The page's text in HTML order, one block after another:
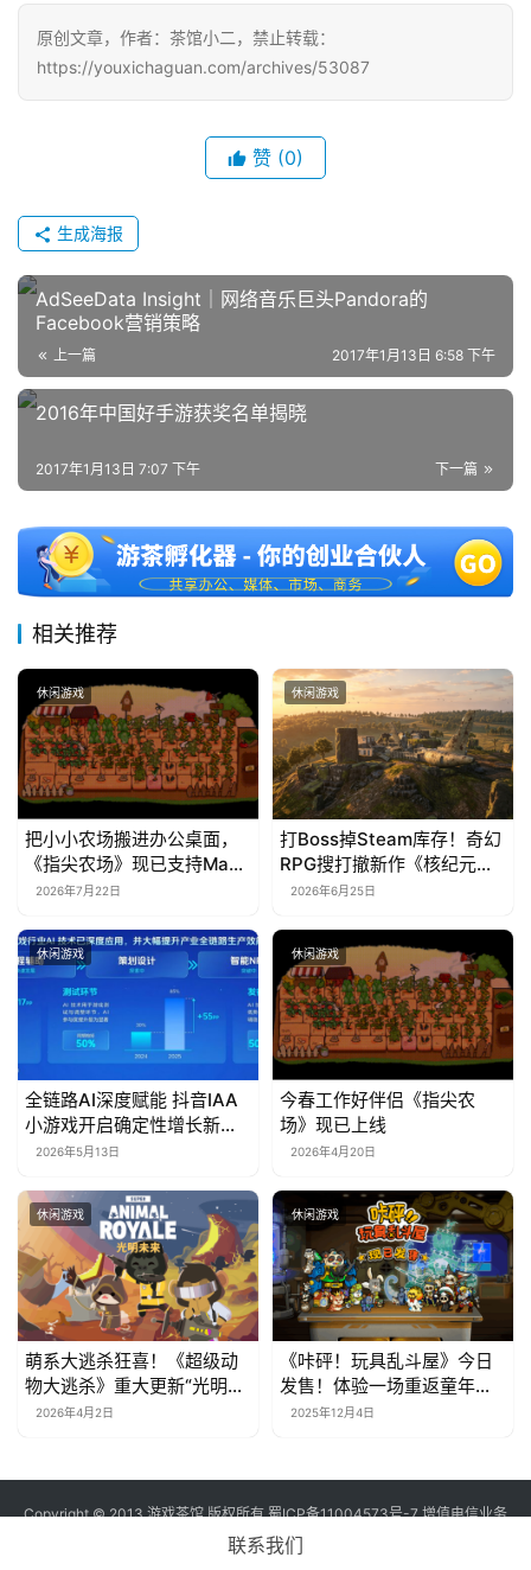
原创文章，作者：茶馆小二，禁止转载：
https://youxichaguan.com/archives/53087
赞 (0)
生成海报
AdSeeData Insight│网络音乐巨头Pandora的
Facebook营销策略
上一篇 2017年1月13日 6:58 下午
2016年中国好手游获奖名单揭晓
下一篇
2017年1月13日 7:07 下午
相关推荐
休闲游戏
把小小农场搬进办公桌面，
《指尖农场》现已支持Mac
系统！
2026年7月22日
休闲游戏
打Boss掉Steam库存！奇幻
RPG搜打撤新作《核纪元》
正式上线Steam：武器属性
2026年6月25日
休闲游戏
全链路AI深度赋能 抖音IAA
小游戏开启确定性增长新周
期2026年5月13日
休闲游戏
今春工作好伴侣《指尖农
场》现已上线
2026年4月20日
休闲游戏
萌系大逃杀狂喜！《超级动
物大逃杀》重大更新“光明未
来”上线，隔墙杀神器来袭
2026年4月2日
休闲游戏
《咔砰！玩具乱斗屋》今日
发售！体验一场重返童年的
魔法！
2025年12月4日
Copyright © 2013 游戏茶馆 版权所有蜀ICP备11004573号-7增值电信业务
经营许可证 川B2-20170060号
联系我们